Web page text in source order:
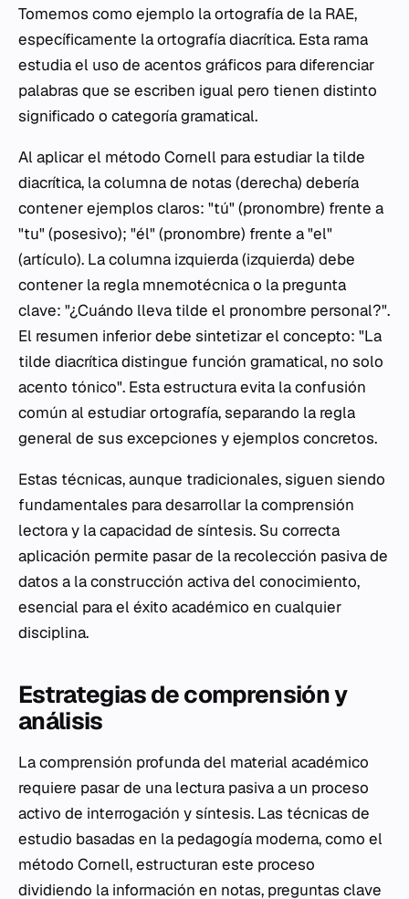
Tomemos como ejemplo la ortografía de la RAE,
específicamente la ortografía diacrítica. Esta rama
estudia el uso de acentos gráficos para diferenciar
palabras que se escriben igual pero tienen distinto
significado o categoría gramatical.
Al aplicar el método Cornell para estudiar la tilde
diacrítica, la columna de notas (derecha) debería
contener ejemplos claros: "tú" (pronombre) frente a
"tu" (posesivo); "él" (pronombre) frente a "el"
(artículo). La columna izquierda (izquierda) debe
contener la regla mnemotécnica o la pregunta
clave: "¿Cuándo lleva tilde el pronombre personal?".
El resumen inferior debe sintetizar el concepto: "La
tilde diacrítica distingue función gramatical, no solo
acento tónico". Esta estructura evita la confusión
común al estudiar ortografía, separando la regla
general de sus excepciones y ejemplos concretos.
Estas técnicas, aunque tradicionales, siguen siendo
fundamentales para desarrollar la comprensión
lectora y la capacidad de síntesis. Su correcta
aplicación permite pasar de la recolección pasiva de
datos a la construcción activa del conocimiento,
esencial para el éxito académico en cualquier
disciplina.
Estrategias de comprensión y
análisis
La comprensión profunda del material académico
requiere pasar de una lectura pasiva a un proceso
activo de interrogación y síntesis. Las técnicas de
estudio basadas en la pedagogía moderna, como el
método Cornell, estructuran este proceso
dividiendo la información en notas, preguntas clave